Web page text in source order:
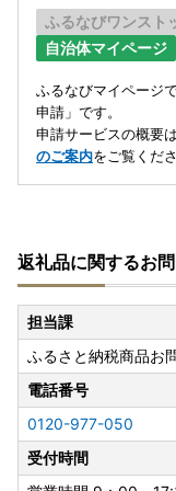
ふるなびワンスト
自治体マイページ
ふるなびマイページ
申請」です。
申請サービスの概要は
のご案内をご覧くださ
返礼品に関するお
担当課
ふるさと納税商品お
電話番号
0120-977-050
受付時間